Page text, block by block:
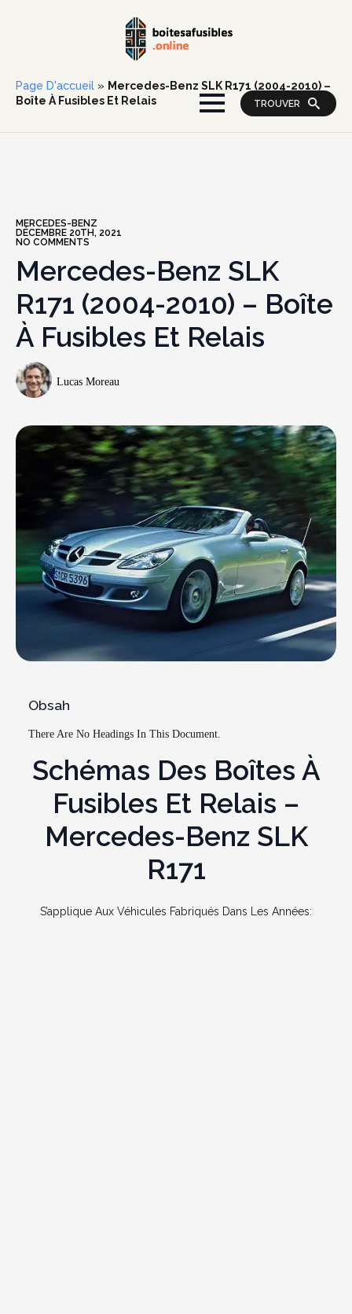
TROUVER
Page D'accueil » Mercedes-Benz SLK R171 (2004-2010) –
Boîte À Fusibles Et Relais
MERCEDES-BENZ
DÉCEMBRE 20TH, 2021
NO COMMENTS
Mercedes-Benz SLK
R171 (2004-2010) – Boîte
À Fusibles Et Relais
Lucas Moreau
Obsah
There Are No Headings In This Document.
Schémas Des Boîtes À
Fusibles Et Relais –
Mercedes-Benz SLK
R171
S’applique Aux Véhicules Fabriqués Dans Les Années: